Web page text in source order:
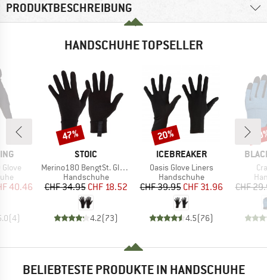
PRODUKTBESCHREIBUNG
HANDSCHUHE TOPSELLER
Preis
40.46
(4)
MARKE
STOIC
Artikel
Merino180 BengtSt. Glove
Produktgruppe
Handschuhe
Preis
CHF 34.95reduzierter Preis
CHF 18.52
4.2(73)
Rabatt
47%
MARKE
ICEBREAKER
Artikel
Oasis Glove Liners
Produktgruppe
Handschuhe
Preis
CHF 39.95reduzierter Preis
CHF 31.96
4.5(76)
Rabatt
20%
CHF
BELIEBTESTE PRODUKTE IN HANDSCHUHE